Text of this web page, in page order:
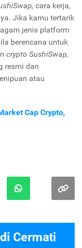
cara kerja,
Jika kamu tertarik
jenis platform
berencana untuk
crypto SushiSwap,
resmi dan
atau
Cap Crypto,
Cermati